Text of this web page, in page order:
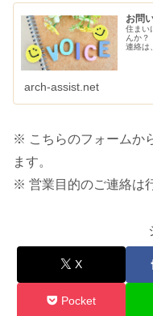
お問
住まい
んか？
連絡は
arch-assist.net
※ こちらのフォームか
ます。
※ 営業目的のご連絡は
X
Pocket